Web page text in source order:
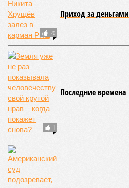
20
Приход за деньгами
1
Последние времена